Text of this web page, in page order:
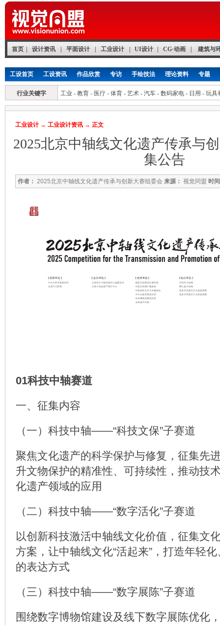
首页 设计资讯 平面设计 工业设计 UI设计 CG·动画 建筑与
工设首页 工设资讯 作品欣赏 专访 手绘技法 理论资料 专题
行业关键字 工业 - 教育 - 医疗 - 体育 - 艺术 - 汽车 - 数码家电 - 日用 - 玩具
工业设计 → 工业设计资讯 → 正文
2025北京中轴线文化遗产传承与
集公告
作者： 2025北京中轴线文化遗产传承与创新大赛组委会 来源： 视觉同盟 时
01科技中轴赛道
一、征集内容
（一）科技中轴——“科技文保”子赛道
聚焦文化遗产的科学保护与修复，征集先
升文物保护的精准性、可持续性，推动技
化遗产领域的应用
（二）科技中轴——“数字活化”子赛道
以创新科技激活中轴线文化价值，征集文
方案，让中轴线文化“活起来”，打造年轻
的表达方式
（三）科技中轴——“数字展陈”子赛道
围绕数字博物馆建设及线下数字展陈优化